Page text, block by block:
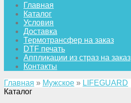
Главная
Каталог
Условия
Доставка
Термотрансфер на заказ
DTF печать
Аппликации из страз на заказ
Контакты
Главная » Мужское » LIFEGUARD
Каталог